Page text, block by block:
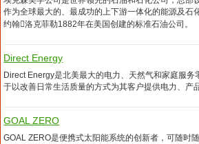
作为全球最大的、最成功的上下游一体化的能源及石
约翰洛克菲勒1882年在美国创建的标准石油公司。
Direct Energy
Direct Energy是北美最大的电力、天然气和家庭服务
于以改善日常生活质量的方式为其客户提供电力、产
GOAL ZERO
GOAL ZERO是便携式太阳能系统的创新者，可随时